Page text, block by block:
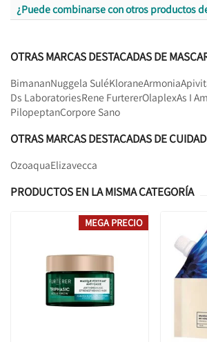
¿Puede combinarse con otros productos
OTRAS MARCAS DESTACADAS DE
BimananNuggela SuléKloraneArmonia
Ds LaboratoriesRene FurtererOlaplexAs I Am
PilopeptanCorpore Sano
OTRAS MARCAS DESTACADAS DE
OzoaquaElizavecca
PRODUCTOS EN LA MISMA CATEGORÍA
MEGA PRECIO